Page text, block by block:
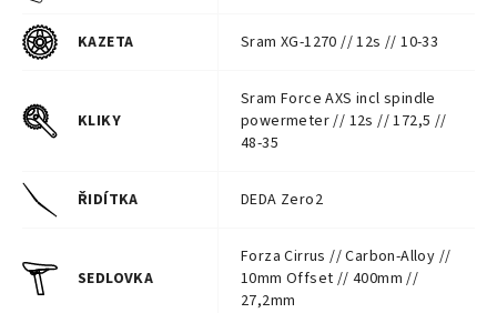
KAZETA Sram XG-1270 // 12s // 10-33
KLIKY
Sram Force AXS incl spindle
powermeter // 12s // 172,5 //
48-35
ŘIDÍTKA DEDA Zero2
SEDLOVKA
Forza Cirrus // Carbon-Alloy //
10mm Offset // 400mm //
27,2mm